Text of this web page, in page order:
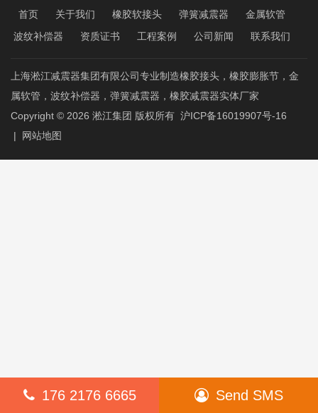
首页 关于我们 橡胶软接头 弹簧减震器
金属软管
波纹补偿器
资质证书 工程案例 公司新闻 联系我们
上海淞江减震器集团有限公司专业制造橡胶接头，橡胶膨胀节，金
属软管，波纹补偿器，弹簧减震器，橡胶减震器实体厂家
Copyright © 2026 淞江集团 版权所有 沪ICP备16019907号-16
|
网站地图
176 2176 6665 Send SMS